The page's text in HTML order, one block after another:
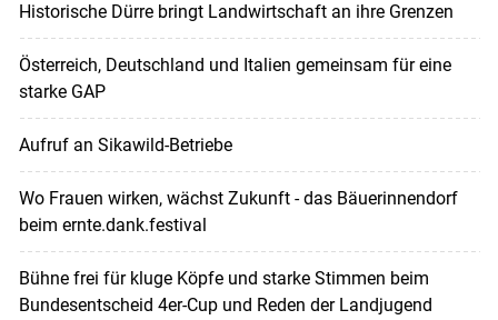
Historische Dürre bringt Landwirtschaft an ihre Grenzen
Österreich, Deutschland und Italien gemeinsam für eine
starke GAP
Aufruf an Sikawild-Betriebe
Wo Frauen wirken, wächst Zukunft - das Bäuerinnendorf
beim ernte.dank.festival
Bühne frei für kluge Köpfe und starke Stimmen beim
Bundesentscheid 4er-Cup und Reden der Landjugend